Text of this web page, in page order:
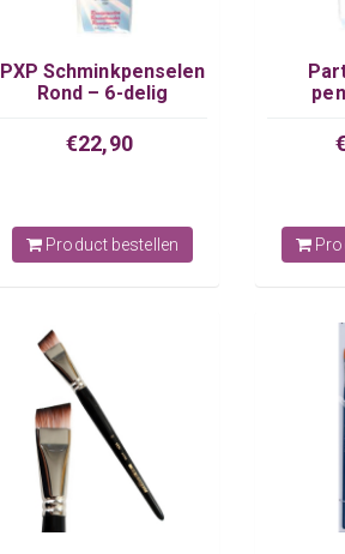
PXP Schminkpenselen
Rond – 6-delig
€22,90
Product bestellen